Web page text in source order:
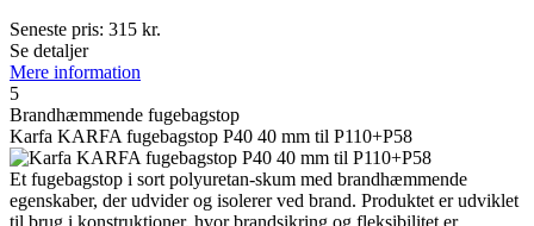
Seneste pris: 315 kr.
Se detaljer
Mere information
5
Brandhæmmende fugebagstop
Karfa KARFA fugebagstop P40 40 mm til P110+P58
Et fugebagstop i sort polyuretan-skum med brandhæmmende
egenskaber, der udvider og isolerer ved brand. Produktet er udviklet
til brug i konstruktioner, hvor brandsikring og fleksibilitet er